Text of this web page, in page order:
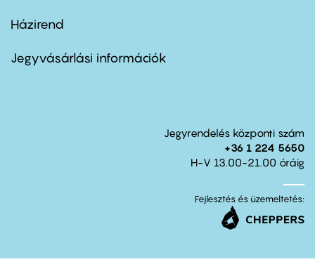
Footer
second
Házirend
Jegyvásárlási információk
Jegyrendelés központi szám
+36 1 224 5650
H-V 13.00-21.00 óráig
Fejlesztés és üzemeltetés: